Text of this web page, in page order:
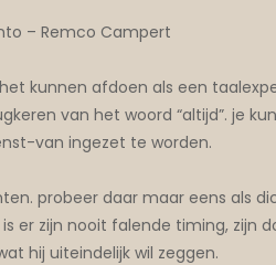
– Remco Campert
kunnen afdoen als een
van het woord “altijd”. je
van ingezet te worden.
probeer daar maar eens als
er zijn nooit falende timing,
hij uiteindelijk wil zeggen.